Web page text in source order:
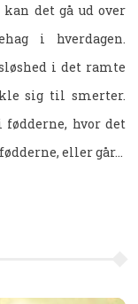
det gå ud over
i hverdagen.
i det ramte
sig til smerter.
hvor det
eller går…